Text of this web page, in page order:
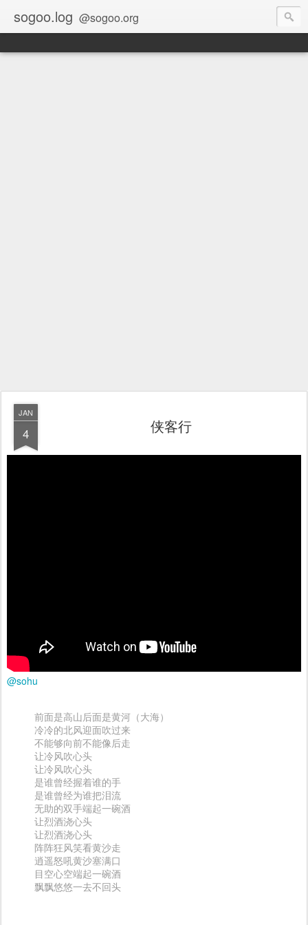
sogoo.log @sogoo.org
JAN
4 侠客行
@sohu
前面是高山后面是黄河（大海）
冷冷的北风迎面吹过来
不能够向前不能像后走
让冷风吹心头
让冷风吹心头
是谁曾经握着谁的手
是谁曾经为谁把泪流
无助的双手端起一碗酒
让烈酒浇心头
让烈酒浇心头
阵阵狂风笑看黄沙走
逍遥怒吼黄沙塞满口
目空心空端起一碗酒
飘飘悠悠一去不回头